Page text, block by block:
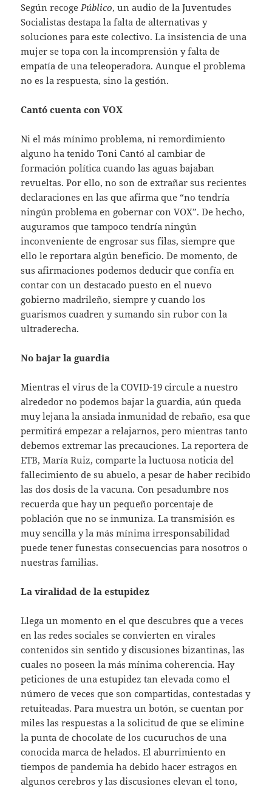
Según recogePúblico, un audio de la Juventudes
Socialistas destapa la falta de alternativas y
soluciones para este colectivo. La insistencia de una
mujer se topa con la incomprensión y falta de
empatía de una teleoperadora. Aunque el problema
no es la respuesta, sino la gestión.
Cantó cuenta con VOX
Ni el más mínimo problema, ni remordimiento
alguno ha tenido Toni Cantó al cambiar de
formación política cuando las aguas bajaban
revueltas. Por ello, no son de extrañar sus recientes
declaraciones en las que afirma que “no tendría
ningún problema en gobernar con VOX”. De hecho,
auguramos que tampoco tendría ningún
inconveniente de engrosar sus filas, siempre que
ello le reportara algún beneficio. De momento, de
sus afirmaciones podemos deducir que confía en
contar con un destacado puesto en el nuevo
gobierno madrileño, siempre y cuando los
guarismos cuadren y sumando sin rubor con la
ultraderecha.
No bajar la guardia
Mientras el virus de la COVID-19 circule a nuestro
alrededor no podemos bajar la guardia, aún queda
muy lejana la ansiada inmunidad de rebaño, esa que
permitirá empezar a relajarnos, pero mientras tanto
debemos extremar las precauciones. La reportera de
ETB, María Ruiz, comparte la luctuosa noticia del
fallecimiento de su abuelo, a pesar de haber recibido
las dos dosis de la vacuna. Con pesadumbre nos
recuerda que hay un pequeño porcentaje de
población que no se inmuniza. La transmisión es
muy sencilla y la más mínima irresponsabilidad
puede tener funestas consecuencias para nosotros o
nuestras familias.
La viralidad de la estupidez
Llega un momento en el que descubres que a veces
en las redes sociales se convierten en virales
contenidos sin sentido y discusiones bizantinas, las
cuales no poseen la más mínima coherencia. Hay
peticiones de una estupidez tan elevada como el
número de veces que son compartidas, contestadas y
retuiteadas. Para muestra un botón, se cuentan por
miles las respuestas a la solicitud de que se elimine
la punta de chocolate de los cucuruchos de una
conocida marca de helados. El aburrimiento en
tiempos de pandemia ha debido hacer estragos en
algunos cerebros y las discusiones elevan el tono,